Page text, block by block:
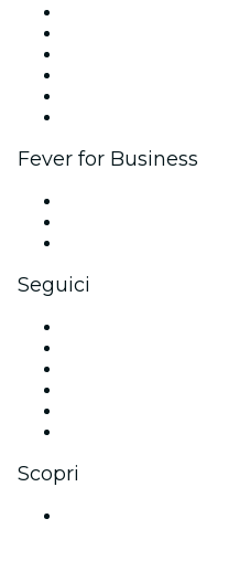
Fever for Business
Seguici
Scopri